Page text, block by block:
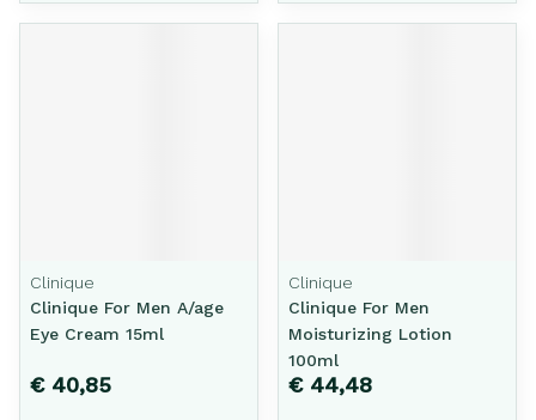
Clinique
Clinique For Men A/age
Eye Cream 15ml
€ 40,85
Clinique
Clinique For Men
Moisturizing Lotion
100ml
€ 44,48